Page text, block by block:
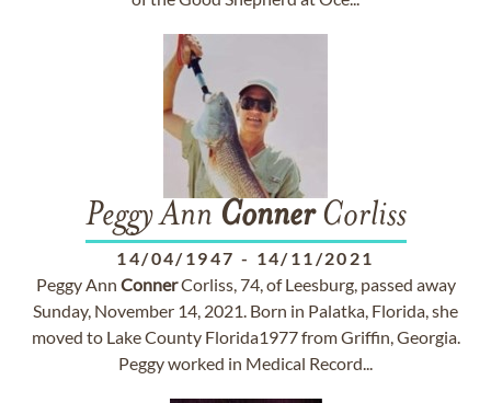
Peggy Ann ConnerCorliss
14/04/1947 - 14/11/2021
Peggy Ann ConnerCorliss, 74, of Leesburg, passed away
Sunday, November 14, 2021. Born in Palatka, Florida, she
moved to Lake County Florida1977 from Griffin, Georgia.
Peggy worked in Medical Record...